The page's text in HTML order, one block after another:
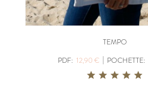
TEMPO
PDF: 12,90 € | POCHETTE: